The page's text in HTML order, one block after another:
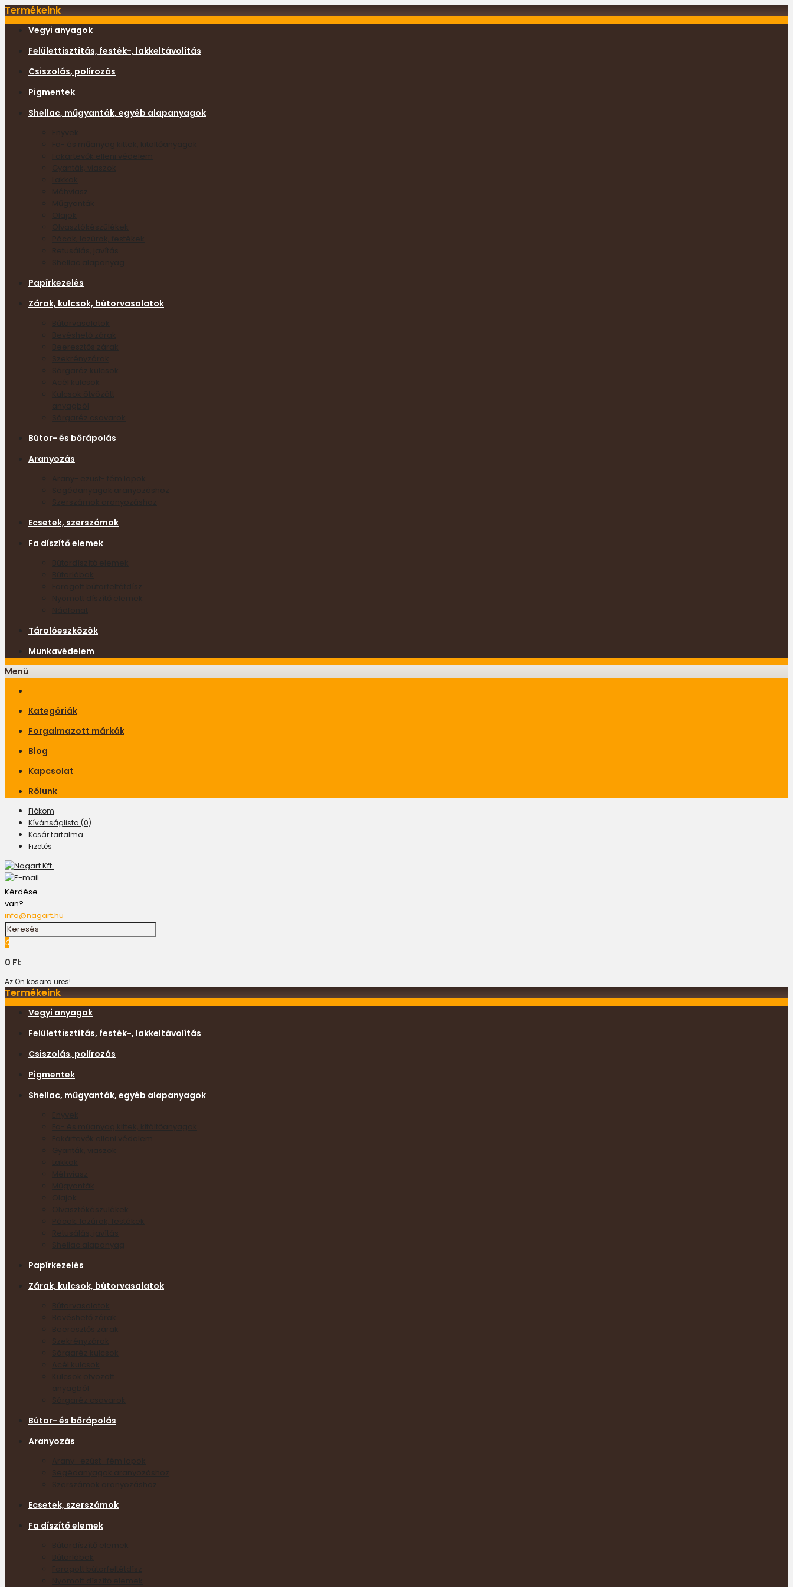
Termékeink
Vegyi anyagok
Felülettisztítás, festék-, lakkeltávolítás
Csiszolás, polírozás
Pigmentek
Shellac, műgyanták, egyéb alapanyagok
Enyvek
Fa- és műanyag kittek, kitöltőanyagok
Fakártevők elleni védelem
Gyanták, viaszok
Lakkok
Méhviasz
Műgyanták
Olajok
Olvasztókészülékek
Pácok, lazúrok, festékek
Retusálás, javítás
Papírkezelés
Zárak, kulcsok, bútorvasalatok
Bútorvasalatok
Bevéshető zárak
Beeresztős zárak
Szekrényzárak
Sárgaréz kulcsok
Acél kulcsok
Kulcsok ötvözött
Sárgaréz csavarok
Bútor- és bőrápolás
Aranyozás
Arany- ezüst- fém lapok
Segédanyagok aranyozáshoz
Szerszámok aranyozáshoz
Ecsetek, szerszámok
Fa díszítő elemek
Bútordíszítő elemek
Bútorlábak
Faragott bútorfeltétdísz
Nyomott díszítő elemek
Tárolóeszközök
Munkavédelem
Menü
Kategóriák
Forgalmazott márkák
Blog
Kapcsolat
Rólunk
Fiókom
Kívánságlista (0)
Kosár tartalma
Fizetés
Kérdése
van?
info@nagart.hu
0
0 Ft
Az Ön kosara üres!
Termékeink
Vegyi anyagok
Felülettisztítás, festék-, lakkeltávolítás
Csiszolás, polírozás
Pigmentek
Shellac, műgyanták, egyéb alapanyagok
Enyvek
Fa- és műanyag kittek, kitöltőanyagok
Fakártevők elleni védelem
Gyanták, viaszok
Lakkok
Méhviasz
Műgyanták
Olajok
Olvasztókészülékek
Pácok, lazúrok, festékek
Retusálás, javítás
Papírkezelés
Zárak, kulcsok, bútorvasalatok
Bútorvasalatok
Bevéshető zárak
Beeresztős zárak
Szekrényzárak
Sárgaréz kulcsok
Acél kulcsok
Kulcsok ötvözött
Sárgaréz csavarok
Bútor- és bőrápolás
Aranyozás
Arany- ezüst- fém lapok
Segédanyagok aranyozáshoz
Szerszámok aranyozáshoz
Ecsetek, szerszámok
Fa díszítő elemek
Bútordíszítő elemek
Bútorlábak
Faragott bútorfeltétdísz
Nyomott díszítő elemek